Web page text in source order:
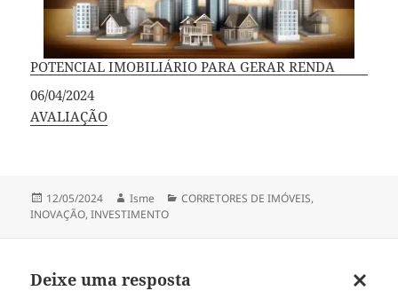
POTENCIAL IMOBILIÁRIO PARA GERAR RENDA
Data
06/04/2024
Em relação a
AVALIAÇÃO
Publicado
em
12/05/2024 Autor
Isme Categorias
CORRETORES DE IMÓVEIS,
INOVAÇÃO,INVESTIMENTO
Deixe uma resposta